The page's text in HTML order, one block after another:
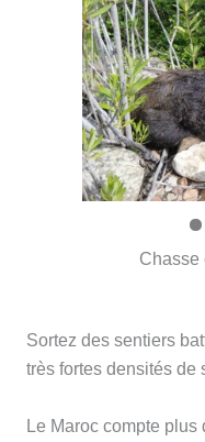
Chasse
Sortez des sentiers
très fortes densités de
Le Maroc compte plus